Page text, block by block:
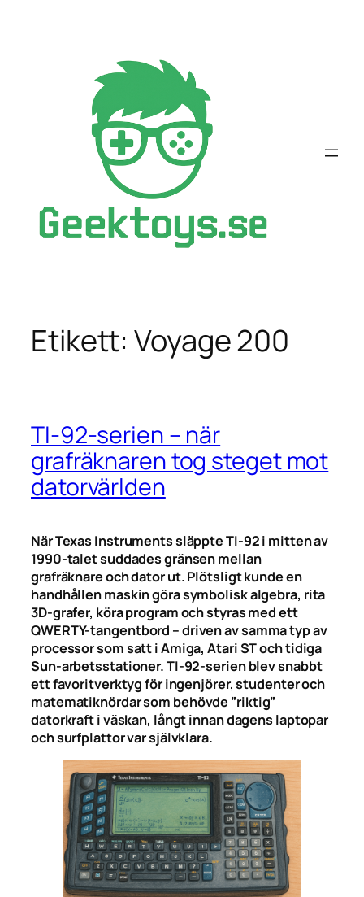
Etikett:Voyage 200
TI-92-serien – när
grafräknaren tog steget mot
datorvärlden
När Texas Instruments släppte TI-92 i mitten av
1990-talet suddades gränsen mellan
grafräknare och dator ut. Plötsligt kunde en
handhållen maskin göra symbolisk algebra, rita
3D-grafer, köra program och styras med ett
QWERTY-tangentbord – driven av samma typ av
processor som satt i Amiga, Atari ST och tidiga
Sun-arbetsstationer. TI-92-serien blev snabbt
ett favoritverktyg för ingenjörer, studenter och
matematiknördar som behövde ”riktig”
datorkraft i väskan, långt innan dagens laptopar
och surfplattor var självklara.